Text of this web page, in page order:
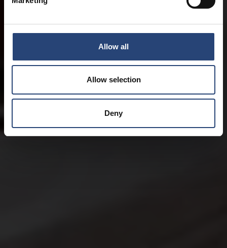
Allow all
Allow selection
Deny